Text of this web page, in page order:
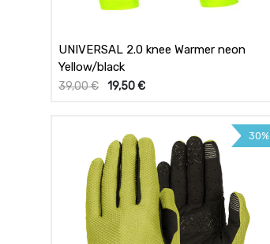
UNIVERSAL 2.0 knee Warmer neon
Yellow/black
39,00€ 19,50€
30%